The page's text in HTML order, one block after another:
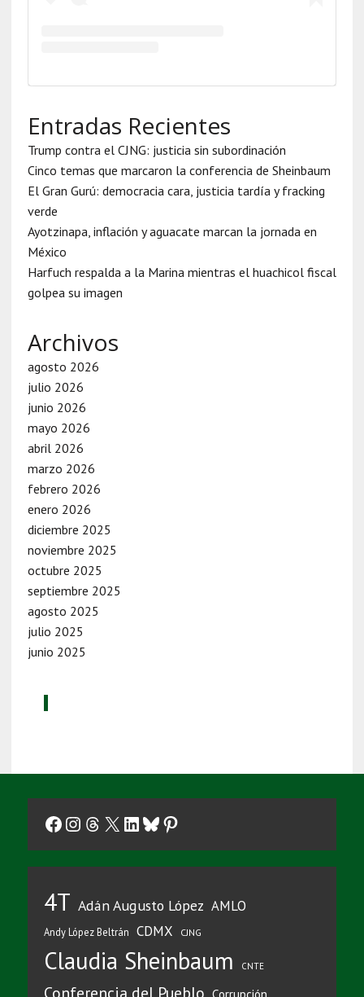
Entradas Recientes
Trump contra el CJNG: justicia sin subordinación
Cinco temas que marcaron la conferencia de Sheinbaum
El Gran Gurú: democracia cara, justicia tardía y fracking
verde
Ayotzinapa, inflación y aguacate marcan la jornada en
México
Harfuch respalda a la Marina mientras el huachicol fiscal
golpea su imagen
Archivos
agosto 2026
julio 2026
junio 2026
mayo 2026
abril 2026
marzo 2026
febrero 2026
enero 2026
diciembre 2025
noviembre 2025
octubre 2025
septiembre 2025
agosto 2025
julio 2025
junio 2025
Facebook
Instagram
Threads
X LinkedIn
Bluesky
Pinterest
4T Adán Augusto López AMLO
Andy López Beltrán CDMX CJNG
Claudia Sheinbaum CNTE
Conferencia del Pueblo